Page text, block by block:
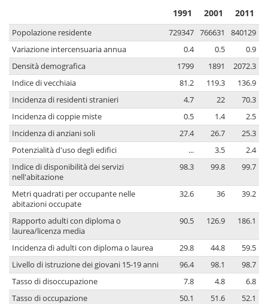
1991 2001 2011
Popolazione residente 729347 766631
840129
Variazione intercensuaria annua
0.4 0.5
0.9
Densità demografica
1799 1891
2072.3
Indice di vecchiaia
81.2 119.3
136.9
Incidenza di residenti stranieri
4.7 22
70.3
Incidenza di coppie miste
0.5 1.4
2.5
Incidenza di anziani soli
27.4 26.7
25.3
Potenzialità d'uso degli edifici
... 3.5
2.4
Indice di disponibilità dei servizi
nell'abitazione
98.3 99.8 99.7
Metri quadrati per occupante nelle
abitazioni occupate
32.6 36 39.2
Rapporto adulti con diploma o
laurea/licenza media
90.5 126.9 186.1
Incidenza di adulti con diploma o laurea 29.8 44.8
59.5
Livello di istruzione dei giovani 15-19 anni
96.4 98.1
98.7
Tasso di disoccupazione
7.8 4.8
6.8
Tasso di occupazione
50.1 51.6
52.1